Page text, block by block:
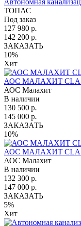
ТОПАС
Под заказ
127 980 р.
142 200 р.
ЗАКАЗАТЬ
10%
Хит
АОС МАЛАХИТ
АОС Малахит
В наличии
130 500 р.
145 000 р.
ЗАКАЗАТЬ
10%
АОС МАЛАХИТ
АОС Малахит
В наличии
132 300 р.
147 000 р.
ЗАКАЗАТЬ
5%
Хит